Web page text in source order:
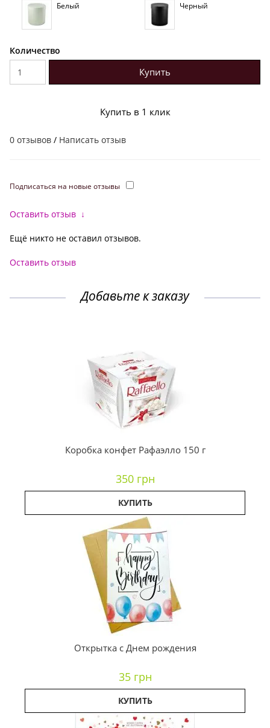
Белый Черный
Количество
Купить
Купить в 1 клик
0 отзывов / Написать отзыв
Подписаться на новые отзывы
Оставить отзыв ↓
Ещё никто не оставил отзывов.
Оставить отзыв
Добавьте к заказу
Коробка конфет Рафаэлло 150 г
350 грн
КУПИТЬ
Открытка с Днем рождения
35 грн
КУПИТЬ